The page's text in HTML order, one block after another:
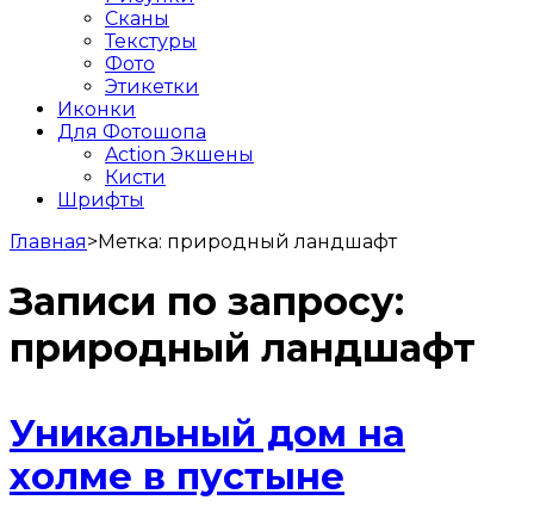
Сканы
Текстуры
Фото
Этикетки
Иконки
Для Фотошопа
Action Экшены
Кисти
Шрифты
Главная>Метка: природный ландшафт
Записи по запросу:
природный ландшафт
Уникальный дом на
холме в пустыне